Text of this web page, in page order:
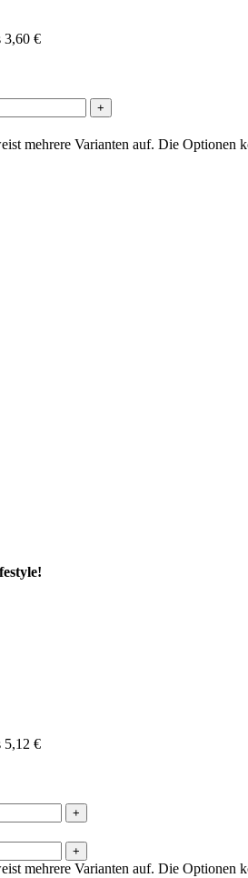
3,60 €
mehrere Varianten auf. Die Optionen
5,12 €
mehrere Varianten auf. Die Optionen